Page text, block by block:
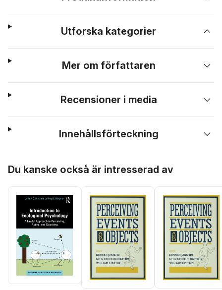
Utforska kategorier
Mer om författaren
Recensioner i media
Innehållsförteckning
Du kanske också är intresserad av